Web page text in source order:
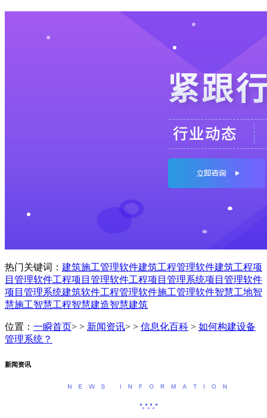
热门关键词： 建筑施工管理软件建筑工程管理软件建筑工程项
目管理软件工程项目管理软件工程项目管理系统项目管理软件
项目管理系统建筑软件工程管理软件施工管理软件智慧工地智
慧施工智慧工程智慧建造智慧建筑
位置： 一瞬首页> > 新闻资讯> > 信息化百科 > 如何构建设备
管理系统？
新闻资讯